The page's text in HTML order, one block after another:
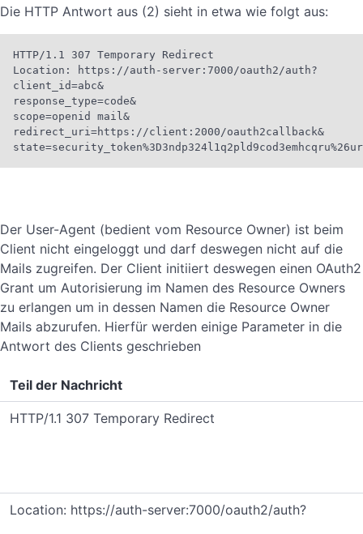
Die HTTP Antwort aus (2) sieht in etwa wie folgt aus:
HTTP/1.1 307 Temporary Redirect
Location: https://auth-server:7000/oauth2/auth?
client_id=abc&
response_type=code&
scope=openid mail&
redirect_uri=https://client:2000/oauth2callback&
Der User-Agent (bedient vom Resource Owner) ist beim
Client nicht eingeloggt und darf deswegen nicht auf die
Mails zugreifen. Der Client initiiert deswegen einen OAuth2
Grant um Autorisierung im Namen des Resource Owners
zu erlangen um in dessen Namen die Resource Owner
Mails abzurufen. Hierfür werden einige Parameter in die
Antwort des Clients geschrieben
Teil der Nachricht
HTTP/1.1 307 Temporary Redirect
Location: https://auth-server:7000/oauth2/auth?